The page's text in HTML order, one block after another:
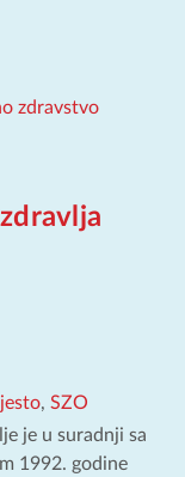
zdravstvo
, SZO
je u suradnji sa
1992. godine